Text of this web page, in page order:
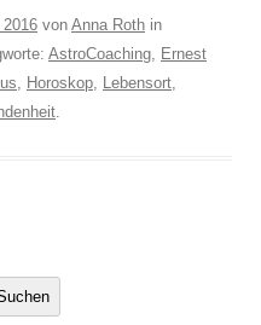
von Anna Roth in
AstroCoaching, Ernest
, Horoskop, Lebensort,
.